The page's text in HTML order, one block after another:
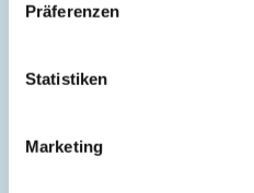
Präferenzen
Statistiken
Marketing
Evangelische